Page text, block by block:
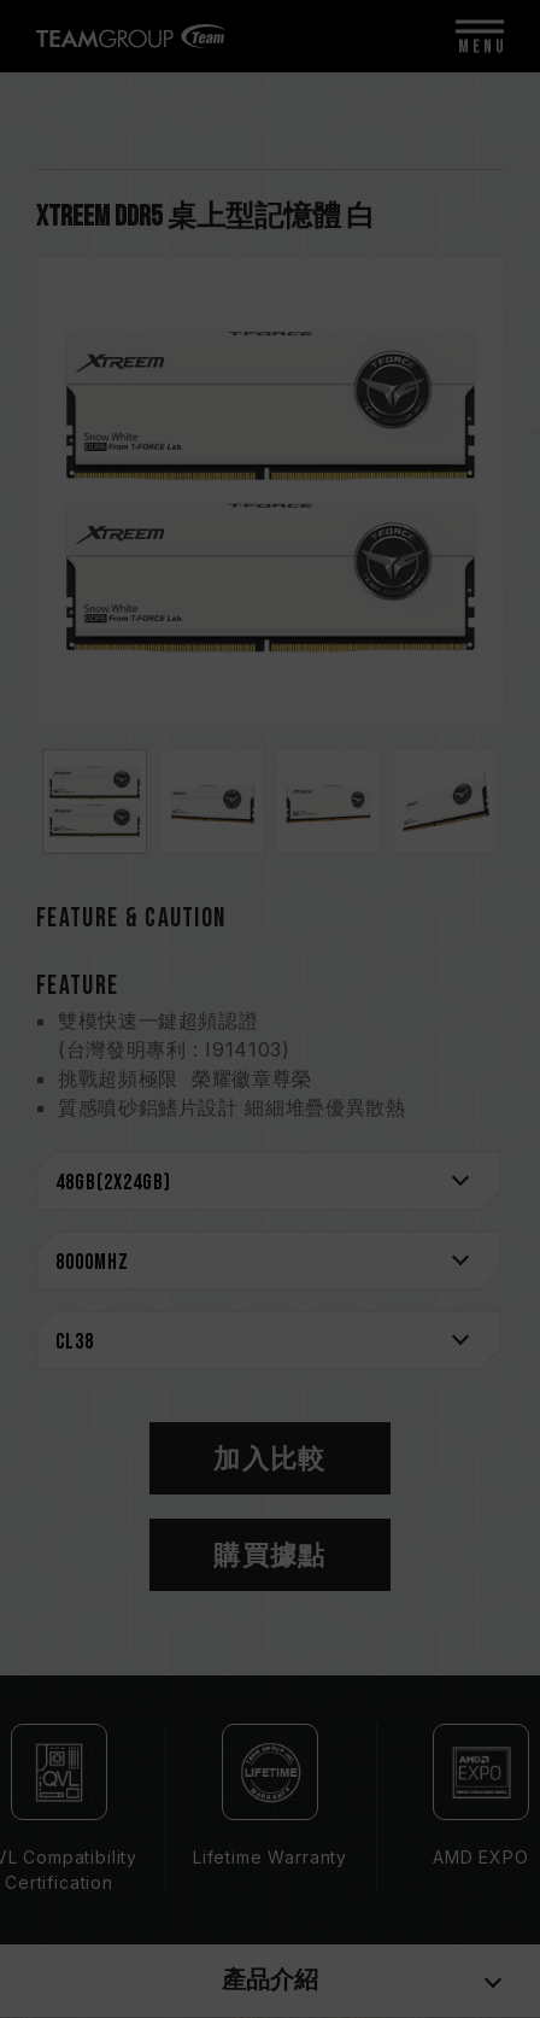
XTREEM DDR5 桌上型記憶體 白
FEATURE & CAUTION
FEATURE
雙模快速一鍵超頻認證
(台灣發明專利 : I914103)
挑戰超頻極限 榮耀徽章尊榮
質感噴砂鋁鰭片設計 細細堆疊優異散熱
搭載電源管理晶片 穩定有效運用電力
終身保固
相容平台完整資訊，可至
進一步了
請勿混合使用不同容量、頻率、品牌、型號的記憶
體。每一組套裝中的記憶體皆通過相容性測試配對
而成。若混合使用不同套裝的記憶體，將可能導致
系統不穩定或不開機。
機板、CPU 相容性。
憶體將以 SPD 預設頻率（JEDEC 標準）運行，
如 DDR5-4800 (或更低)。此為正常行為，並非
產品瑕疵。
XMP 3.0 / EXPO 需由使用者手動啟用，部分主
系統設定。
記憶體模組的標示頻率為最高可達頻率，並非所有
加入比較
購買據點
Compatibility
Certification
Lifetime Warranty AMD EXPO
產品介紹
MENU